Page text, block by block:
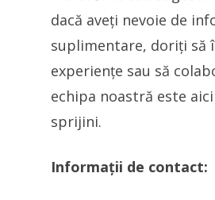
dacă aveți nevoie de
suplimentare, doriți să
experiențe sau să
echipa noastră este
sprijini.
Informații de contact: